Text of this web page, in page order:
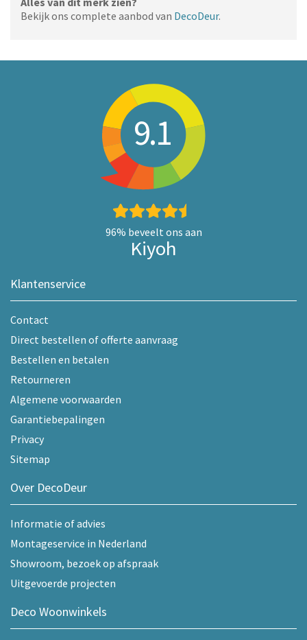
Bekijk ons complete aanbod van DecoDeur.
9.1
96% beveelt ons aan
Kiyoh
Klantenservice
Contact
Direct bestellen of offerte aanvraag
Bestellen en betalen
Retourneren
Algemene voorwaarden
Garantiebepalingen
Privacy
Sitemap
Over DecoDeur
Informatie of advies
Montageservice in Nederland
Showroom, bezoek op afspraak
Uitgevoerde projecten
Deco Woonwinkels